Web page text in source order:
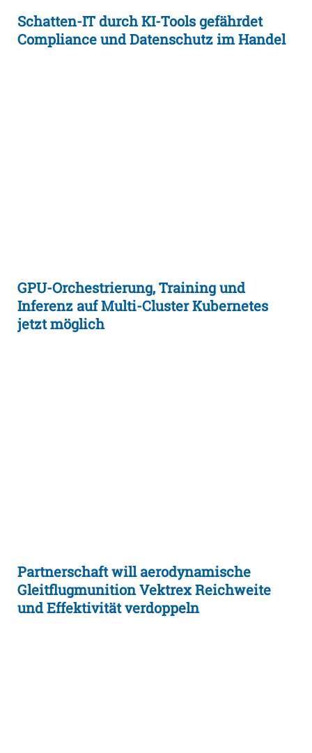
Schatten-IT durch KI-Tools gefährdet
Compliance und Datenschutz im Handel
GPU-Orchestrierung, Training und
Inferenz auf Multi-Cluster Kubernetes
jetzt möglich
Partnerschaft will aerodynamische
Gleitflugmunition Vektrex Reichweite
und Effektivität verdoppeln